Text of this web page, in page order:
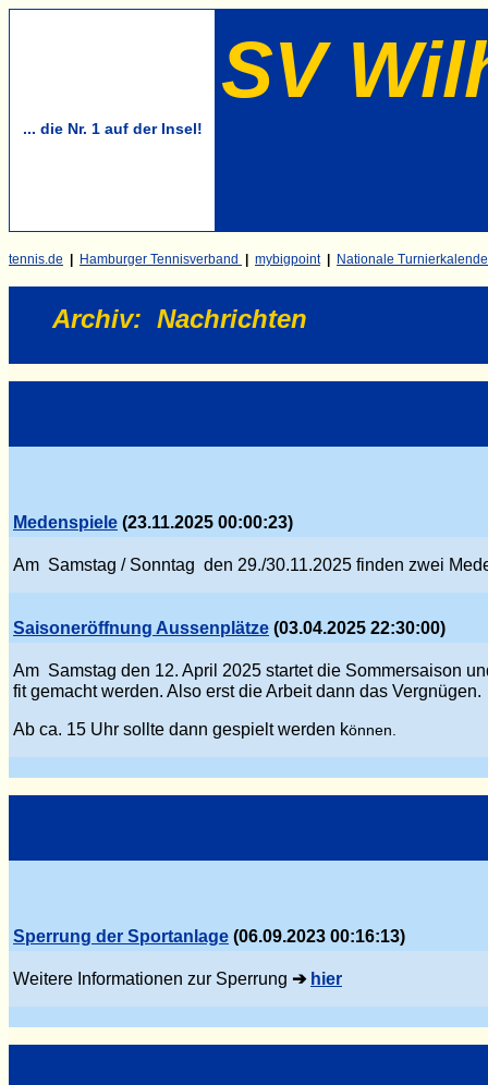
... die Nr. 1 auf der Insel!
SV
tennis.de Hamburger Tennisverband mybigpoint Nationale
Archiv: Nachrichten
Medenspiele (23.11.2025 00:00:23)
Am Samstag / Sonntag den 29./30.11.2025 finden zwei
Saisoneröffnung Aussenplätze (03.04.2025 22:30:00)
Am Samstag den 12. April 2025 startet die Sommersaison
fit gemacht werden. Also erst die Arbeit dann das Vergnügen.
Ab ca. 15 Uhr sollte dann gespielt werden können.
Sperrung der Sportanlage (06.09.2023 00:16:13)
Weitere Informationen zur Sperrung ➔ hier